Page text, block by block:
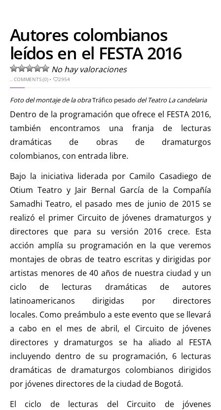
Autores colombianos
leídos en el FESTA 2016
No hay valoraciones
..COMMENTS (0)• 2954
Foto del montaje de la obraTráfico pesado del Teatro La candelaria
Dentro de la programación que ofrece el FESTA 2016,
también encontramos una franja de lecturas
dramáticas de obras de dramaturgos
colombianos, con entrada libre.
Bajo la iniciativa liderada por Camilo Casadiego de
Otium Teatro y Jair Bernal García de la Compañía
Samadhi Teatro, el pasado mes de junio de 2015 se
realizó el primer Circuito de jóvenes dramaturgos y
directores que para su versión 2016 crece. Esta
acción amplía su programación en la que veremos
montajes de obras de teatro escritas y dirigidas por
artistas menores de 40 años de nuestra ciudad y un
ciclo de lecturas dramáticas de autores
latinoamericanos dirigidas por directores
locales. Como preámbulo a este evento que se llevará
a cabo en el mes de abril, el Circuito de jóvenes
directores y dramaturgos se ha aliado al FESTA
incluyendo dentro de su programación, 6 lecturas
dramáticas de dramaturgos colombianos dirigidos
por jóvenes directores de la ciudad de Bogotá.
El ciclo de lecturas del Circuito de jóvenes